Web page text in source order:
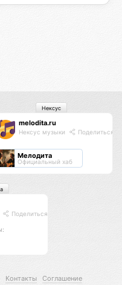
melodita.ru
Нексус музыки Поделиться
Мелодита
Официальный хаб
Нексус
Поделиться
Контакты Соглашение